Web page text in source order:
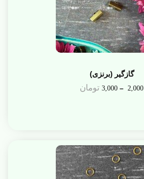
گازگیر (برنزی)
2,000
–
3,000 تومان